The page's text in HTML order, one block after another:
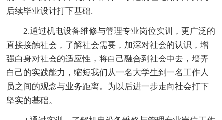
后续毕业设计打下基础.
2.通过机电设备维修与管理专业岗位实训，更广泛的
直接接触社会，了解社会需要，加深对社会的认识，增
强白身对社会的适应性，将白己融合到社会中去，墙弄
白己的实践能力，缩短我们从一名大学生到一名工作人
员之间的观念与业务距离。为以后进一步走向社会打下
坚实的基础。